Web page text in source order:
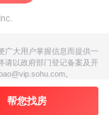
、可持续的购买
增长。房地产如
广大用户掌握信息而提供一
请以政府部门登记备案及开
。
帮您找房